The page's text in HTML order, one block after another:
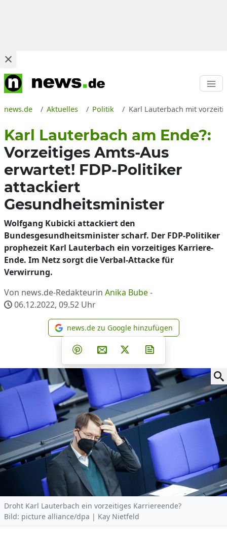
news.de Aktuelles Politik Karl Lauterbach mit
Karl Lauterbach am Ende?:
Vorzeitiges Amts-Aus
erwartet! FDP-Politiker
attackiert
Gesundheitsminister
Wolfgang Kubicki attackiert den
Bundesgesundheitsminister scharf. Der FDP-Politiker
prophezeit Karl Lauterbach ein vorzeitiges Karriere-
Ende. Im Netz sorgt die Verbal-Attacke für
Verwirrung.
Von news.de-Redakteurin Anika Bube-
06.12.2022, 09.52 Uhr
news.de zu Google
news.de zu Google hinzufügen
Teilen auf Facebook
Teilen auf Whatsapp
Teilen auf Telegram
Teilen auf Pinterest
Per E-Mail teilen
Post auf X
Droht Karl Lauterbach ein vorzeitiges Karriereende?
Bild: picture alliance/dpa | Kay Nietfeld